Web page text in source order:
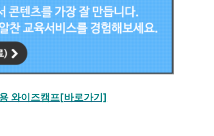
와이즈캠프[바로가기]